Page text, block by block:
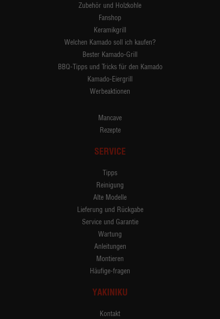
Zubehör und Holzkohle
Fanshop
Keramikgrill
Welchen Kamado soll ich kaufen?
Bester Kamado-Grill
BBQ-Tipps und Tricks für den Kamado
Kamado-Eiergrill
Werbeaktionen
Mancave
Rezepte
SERVICE
Tipps
Reinigung
Alte Modelle
Lieferung und Rückgabe
Service und Garantie
Wartung
Anleitungen
Montieren
Häufige-fragen
YAKINIKU
Kontakt